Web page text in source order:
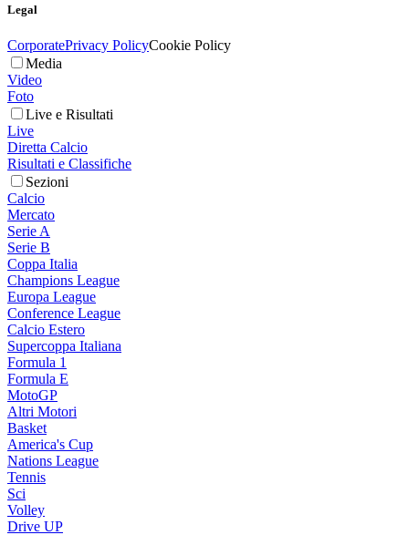
Legal
CorporatePrivacy PolicyCookie Policy
Media
Video
Foto
Live e Risultati
Live
Diretta Calcio
Risultati e Classifiche
Sezioni
Calcio
Mercato
Serie A
Serie B
Coppa Italia
Champions League
Europa League
Conference League
Calcio Estero
Supercoppa Italiana
Formula 1
Formula E
MotoGP
Altri Motori
Basket
America's Cup
Nations League
Tennis
Sci
Volley
Drive UP